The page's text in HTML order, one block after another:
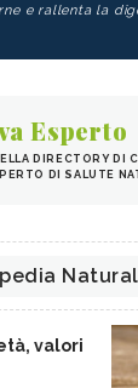
e rallenta la
Esperto
DIRECTORY DI
DI SALUTE
valori